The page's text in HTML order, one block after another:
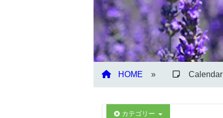
HOME Calendar
カテゴリー